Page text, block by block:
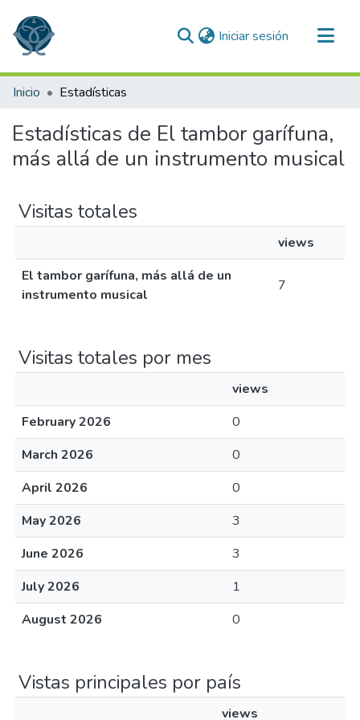
Iniciar sesión (current)
Comunidades
Inicio Estadísticas
Estadísticas de El tambor garífuna,
más allá de un instrumento musical
Visitas totales
views
El tambor garífuna, más allá de un
instrumento musical
7
Visitas totales por mes
views
February 2026
0
March 2026
0
April 2026
0
May 2026
3
June 2026
3
July 2026
1
August 2026
0
Vistas principales por país
views